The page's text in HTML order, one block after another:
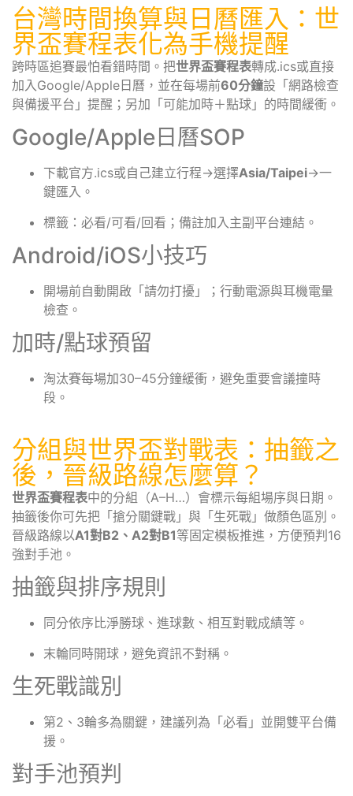
台灣時間換算與日曆匯入：世
界盃賽程表化為手機提醒
跨時區追賽最怕看錯時間。把世界盃賽程表轉成.ics或直接
加入Google/Apple日曆，並在每場前60分鐘設「網路檢查
與備援平台」提醒；另加「可能加時＋點球」的時間緩衝。
Google/Apple日曆SOP
下載官方.ics或自己建立行程→選擇Asia/Taipei→一
鍵匯入。
標籤：必看/可看/回看；備註加入主副平台連結。
Android/iOS小技巧
開場前自動開啟「請勿打擾」；行動電源與耳機電量
檢查。
加時/點球預留
淘汰賽每場加30–45分鐘緩衝，避免重要會議撞時
段。
分組與世界盃對戰表：抽籤之
後，晉級路線怎麼算？
世界盃賽程表中的分組（A–H…）會標示每組場序與日期。
抽籤後你可先把「搶分關鍵戰」與「生死戰」做顏色區別。
晉級路線以A1對B2、A2對B1等固定模板推進，方便預判16
強對手池。
抽籤與排序規則
同分依序比淨勝球、進球數、相互對戰成績等。
末輪同時開球，避免資訊不對稱。
生死戰識別
第2、3輪多為關鍵，建議列為「必看」並開雙平台備
援。
對手池預判